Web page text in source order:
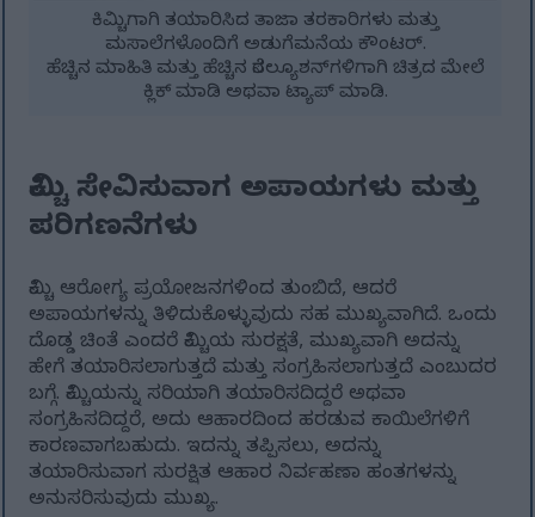
ಕಿಮ್ಚಿಗಾಗಿ ತಯಾರಿಸಿದ ತಾಜಾ ತರಕಾರಿಗಳು ಮತ್ತು
ಮಸಾಲೆಗಳೊಂದಿಗೆ ಅಡುಗೆಮನೆಯ ಕೌಂಟರ್.
ಹೆಚ್ಚಿನ ಮಾಹಿತಿ ಮತ್ತು ಹೆಚ್ಚಿನ ರೆಸಲ್ಯೂಶನ್‌ಗಳಿಗಾಗಿ ಚಿತ್ರದ ಮೇಲೆ
ಕ್ಲಿಕ್ ಮಾಡಿ ಅಥವಾ ಟ್ಯಾಪ್ ಮಾಡಿ.
ಕಿಮ್ಚಿ ಸೇವಿಸುವಾಗ ಅಪಾಯಗಳು ಮತ್ತು
ಪರಿಗಣನೆಗಳು
ಕಿಮ್ಚಿ ಆರೋಗ್ಯ ಪ್ರಯೋಜನಗಳಿಂದ ತುಂಬಿದೆ, ಆದರೆ
ಅಪಾಯಗಳನ್ನು ತಿಳಿದುಕೊಳ್ಳುವುದು ಸಹ ಮುಖ್ಯವಾಗಿದೆ. ಒಂದು
ದೊಡ್ಡ ಚಿಂತೆ ಎಂದರೆ ಕಿಮ್ಚಿಯ ಸುರಕ್ಷತೆ, ಮುಖ್ಯವಾಗಿ ಅದನ್ನು
ಹೇಗೆ ತಯಾರಿಸಲಾಗುತ್ತದೆ ಮತ್ತು ಸಂಗ್ರಹಿಸಲಾಗುತ್ತದೆ ಎಂಬುದರ
ಬಗ್ಗೆ. ಕಿಮ್ಚಿಯನ್ನು ಸರಿಯಾಗಿ ತಯಾರಿಸದಿದ್ದರೆ ಅಥವಾ
ಸಂಗ್ರಹಿಸದಿದ್ದರೆ, ಅದು ಆಹಾರದಿಂದ ಹರಡುವ ಕಾಯಿಲೆಗಳಿಗೆ
ಕಾರಣವಾಗಬಹುದು. ಇದನ್ನು ತಪ್ಪಿಸಲು, ಅದನ್ನು
ತಯಾರಿಸುವಾಗ ಸುರಕ್ಷಿತ ಆಹಾರ ನಿರ್ವಹಣಾ ಹಂತಗಳನ್ನು
ಅನುಸರಿಸುವುದು ಮುಖ್ಯ.